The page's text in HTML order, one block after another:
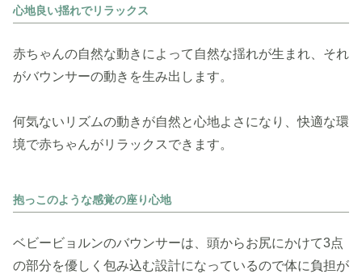
心地良い揺れでリラックス
赤ちゃんの自然な動きによって自然な揺れが生まれ、それ
がバウンサーの動きを生み出します。
何気ないリズムの動きが自然と心地よさになり、快適な環
境で赤ちゃんがリラックスできます。
抱っこのような感覚の座り心地
ベビービョルンのバウンサーは、頭からお尻にかけて3点
の部分を優しく包み込む設計になっているので体に負担が